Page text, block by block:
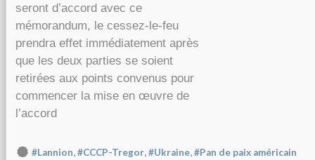
seront d’accord avec ce
mémorandum, le cessez-le-feu
prendra effet immédiatement après
que les deux parties se soient
retirées aux points convenus pour
commencer la mise en œuvre de
l’accord
#Lannion,#CCCP-Tregor,#Ukraine,#Pan de paix américain